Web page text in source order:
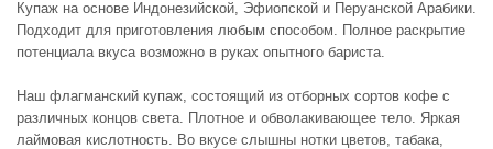
Купаж на основе Индонезийской, Эфиопской и Перуанской Арабики.
Подходит для приготовления любым способом. Полное раскрытие
потенциала вкуса возможно в руках опытного бариста.
Наш флагманский купаж, состоящий из отборных сортов кофе с
различных концов света. Плотное и обволакивающее тело. Яркая
лаймовая кислотность. Во вкусе слышны нотки цветов, табака,